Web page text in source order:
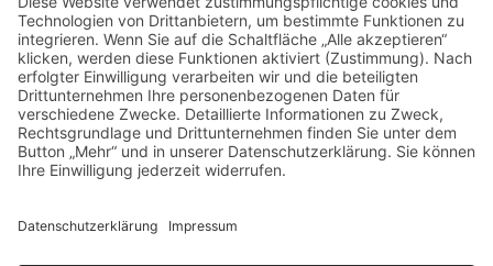
Folge uns auf Facebook Folge uns auf Instagram
© 2020 golfyouup GmbH | Konzept, Design und Code byKRAFTJUNGS
Impressum
Datenschutzerklärung AGB
Preview